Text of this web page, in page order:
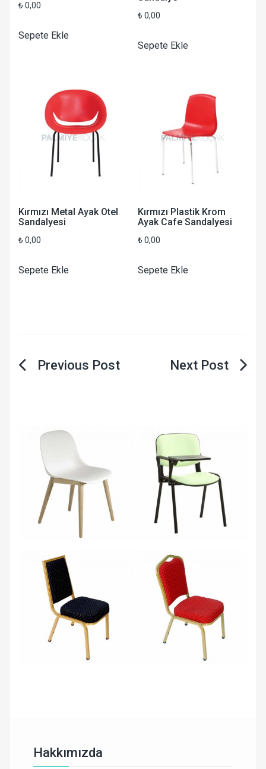
₺ 0,00
Sepete Ekle
₺ 0,00
Sepete Ekle
Kırmızı Metal Ayak Otel
Sandalyesi
₺ 0,00
Sepete Ekle
Kırmızı Plastik Krom
Ayak Cafe Sandalyesi
₺ 0,00
Sepete Ekle
Yazı
Hakkımızda